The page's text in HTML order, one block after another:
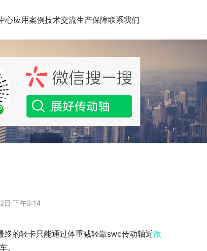
心应用案例技术交流生产保障联系我们
日 下午3:14
终的轻卡只能通过体重减轻靠swc传动轴近微
。